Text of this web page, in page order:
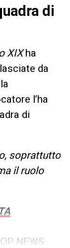
di
XIXha
da
l’ha
di
soprattutto
il ruolo
NEWS